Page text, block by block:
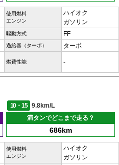
使用燃料
エンジン
ハイオク
ガソリン
駆動方式 FF
過給器（ターボ） ターボ
燃費性能 -
10・15
9.8km/L
満タンでどこまで走る？
686km
使用燃料
エンジン
ハイオク
ガソリン